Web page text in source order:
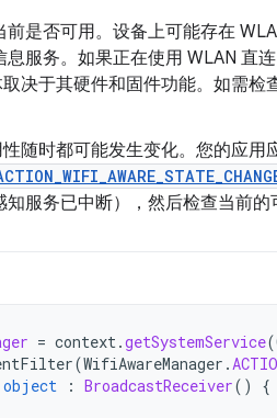
前是否可用。设备上可能存在
息服务。如果正在使用 WLAN 直
决于其硬件和固件功能。如需检
随时都可能发生变化。您的应用
服务已中断），然后检查当前
= context.getSystemService(
(WifiAwareManager .
object : BroadcastReceiver() {